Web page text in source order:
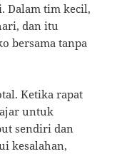
Dalam tim kecil,
dan itu
bersama tanpa
Ketika rapat
untuk
sendiri dan
kesalahan,